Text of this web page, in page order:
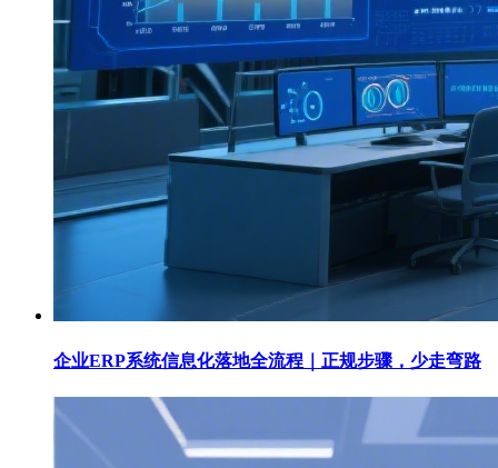
企业ERP系统信息化落地全流程｜正规步骤，少走弯路